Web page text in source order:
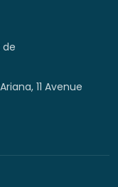
de
11 Avenue